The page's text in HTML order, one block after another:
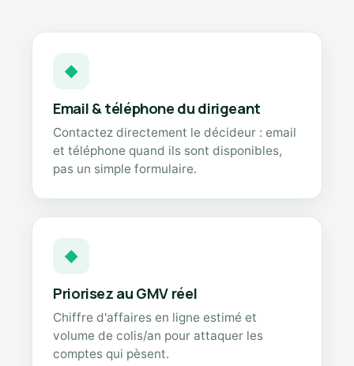
◆
Email & téléphone du dirigeant
Contactez directement le décideur : email
et téléphone quand ils sont disponibles,
pas un simple formulaire.
◆
Priorisez au GMV réel
Chiffre d'affaires en ligne estimé et
volume de colis/an pour attaquer les
comptes qui pèsent.